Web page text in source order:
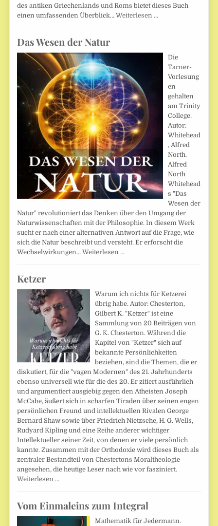
des antiken Griechenlands und Roms bietet dieses Buch
einen umfassenden Überblick…Weiterlesen …
Das Wesen der Natur
Die
Tarner-
Vorlesung
en
gehalten
am Trinity
College.
Autor:
Whitehead
, Alfred
North.
Alfred
North
Whitehead
s "Das
Wesen der
Natur" revolutioniert das Denken über den Umgang der
Naturwissenschaften mit der Philosophie. In diesem Werk
sucht er nach einer alternativen Antwort auf die Frage, wie
sich die Natur beschreibt und versteht. Er erforscht die
Wechselwirkungen…Weiterlesen …
Ketzer
Warum ich nichts für Ketzerei
übrig habe. Autor: Chesterton,
Gilbert K. "Ketzer" ist eine
Sammlung von 20 Beiträgen von
G. K. Chesterton. Während die
Kapitel von "Ketzer" sich auf
bekannte Persönlichkeiten
beziehen, sind die Themen, die er
diskutiert, für die "vagen Modernen" des 21. Jahrhunderts
ebenso universell wie für die des 20. Er zitiert ausführlich
und argumentiert ausgiebig gegen den Atheisten Joseph
McCabe, äußert sich in scharfen Tiraden über seinen engen
persönlichen Freund und intellektuellen Rivalen George
Bernard Shaw sowie über Friedrich Nietzsche, H. G. Wells,
Rudyard Kipling und eine Reihe anderer wichtiger
Intellektueller seiner Zeit, von denen er viele persönlich
kannte. Zusammen mit der Orthodoxie wird dieses Buch als
zentraler Bestandteil von Chestertons Moraltheologie
angesehen, die heutige Leser nach wie vor fasziniert.
Weiterlesen …
Vom Einmaleins zum Integral
Mathematik für Jedermann.